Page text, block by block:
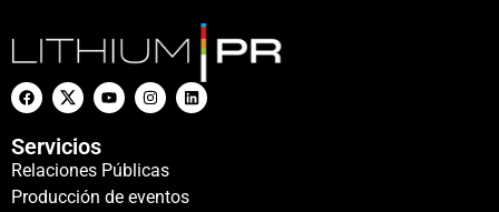
Servicios
Relaciones Públicas
Producción de eventos